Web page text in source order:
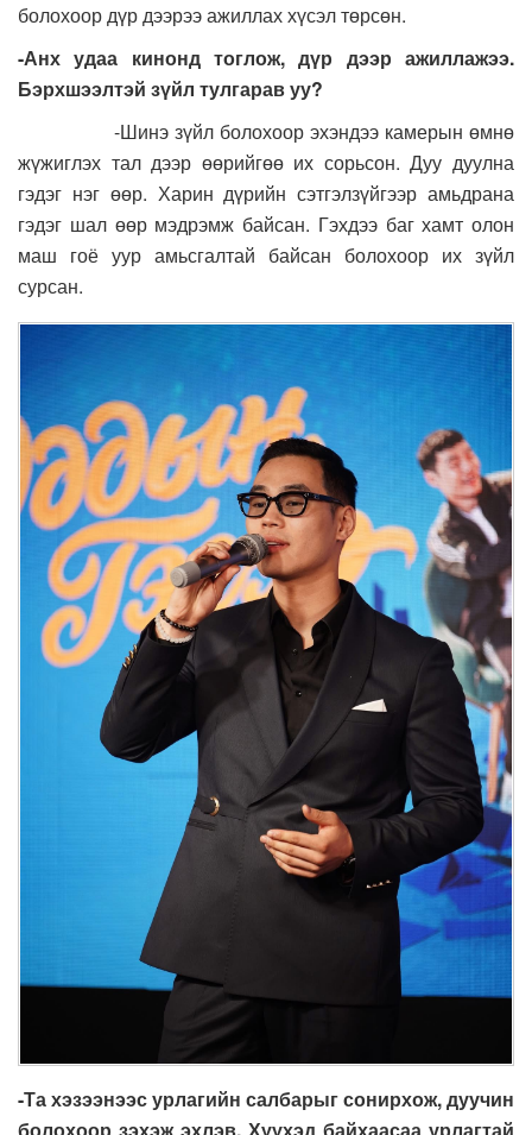
болохоор дүр дээрээ ажиллах хүсэл төрсөн.
-Анх удаа кинонд тоглож, дүр дээр ажиллажээ.
Бэрхшээлтэй зүйл тулгарав уу?
-Шинэ зүйл болохоор эхэндээ камерын өмнө
жүжиглэх тал дээр өөрийгөө их сорьсон. Дуу дуулна
гэдэг нэг өөр. Харин дүрийн сэтгэлзүйгээр амьдрана
гэдэг шал өөр мэдрэмж байсан. Гэхдээ баг хамт олон
маш гоё уур амьсгалтай байсан болохоор их зүйл
сурсан.
-Та хэзээнээс урлагийн салбарыг сонирхож, дуучин
болохоор зэхэж эхлэв. Хүүхэд байхаасаа урлагтай